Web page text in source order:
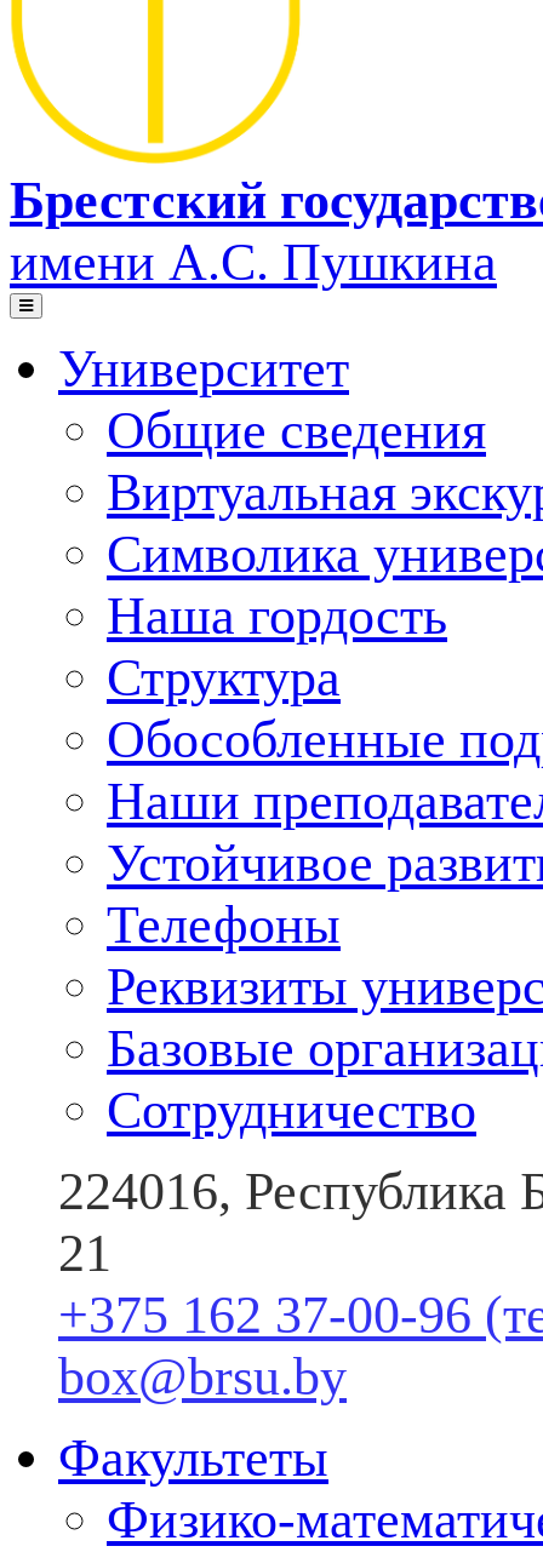
Брестский
имени А.С. Пушкина
Университет
Общие сведения
Виртуальная
Символика
Наша гордость
Структура
Обособленные
Наши
Устойчивое
Телефоны
Реквизиты
Базовые
Сотрудничество
224016, Республика
21
+375 162 37-00-96
box@brsu.by
Факультеты
Физико-